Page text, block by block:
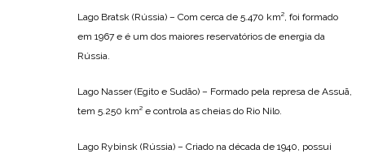
Lago Bratsk (Rússia) – Com cerca de 5.470 km², foi formado
em 1967 e é um dos maiores reservatórios de energia da
Rússia.
Lago Nasser (Egito e Sudão) – Formado pela represa de Assuã,
tem 5.250 km² e controla as cheias do Rio Nilo.
Lago Rybinsk (Rússia) – Criado na década de 1940, possui